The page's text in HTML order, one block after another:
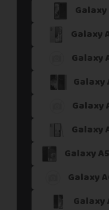
Galaxy
Galaxy
Galaxy
Galaxy
Galaxy
Galaxy
Galaxy
Galaxy
Galaxy